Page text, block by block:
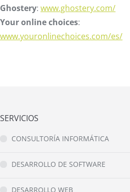
Ghostery: www.ghostery.com/
Your online choices:
www.youronlinechoices.com/es/
SERVICIOS
CONSULTORÍA INFORMÁTICA
DESARROLLO DE SOFTWARE
DESARROLLO WEB